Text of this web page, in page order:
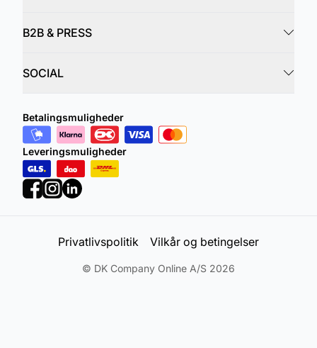
B2B & PRESS
SOCIAL
Betalingsmuligheder
Leveringsmuligheder
Privatlivspolitik Vilkår og betingelser
© DK Company Online A/S 2026